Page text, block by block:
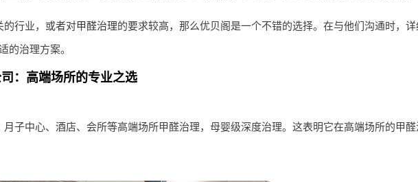
的行业，或者对甲醛治理的要求较高，那么优贝阁是一个不错的选择。在与他们沟通时，
的治理方案。
：高端场所的专业之选
子中心、酒店、会所等高端场所甲醛治理，母婴级深度治理。这表明它在高端场所的甲